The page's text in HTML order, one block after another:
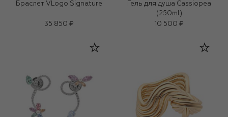
Браслет VLogo Signature
35 850 ₽
Гель для душа Cassiopea
(250ml)
10 500 ₽